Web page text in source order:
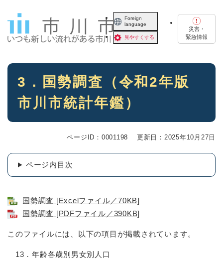
Foreign
language
見やすくする
災害・
緊急情報
本
3．国勢調査（令和2年版
市川市統計年鑑）
ページID：0001198 更新日：2025年10月27日
ページ内目次
国勢調査 [Excelファイル／70KB]
国勢調査 [PDFファイル／390KB]
このファイルには、以下の項目が掲載されています。
13．年齢各歳別男女別人口